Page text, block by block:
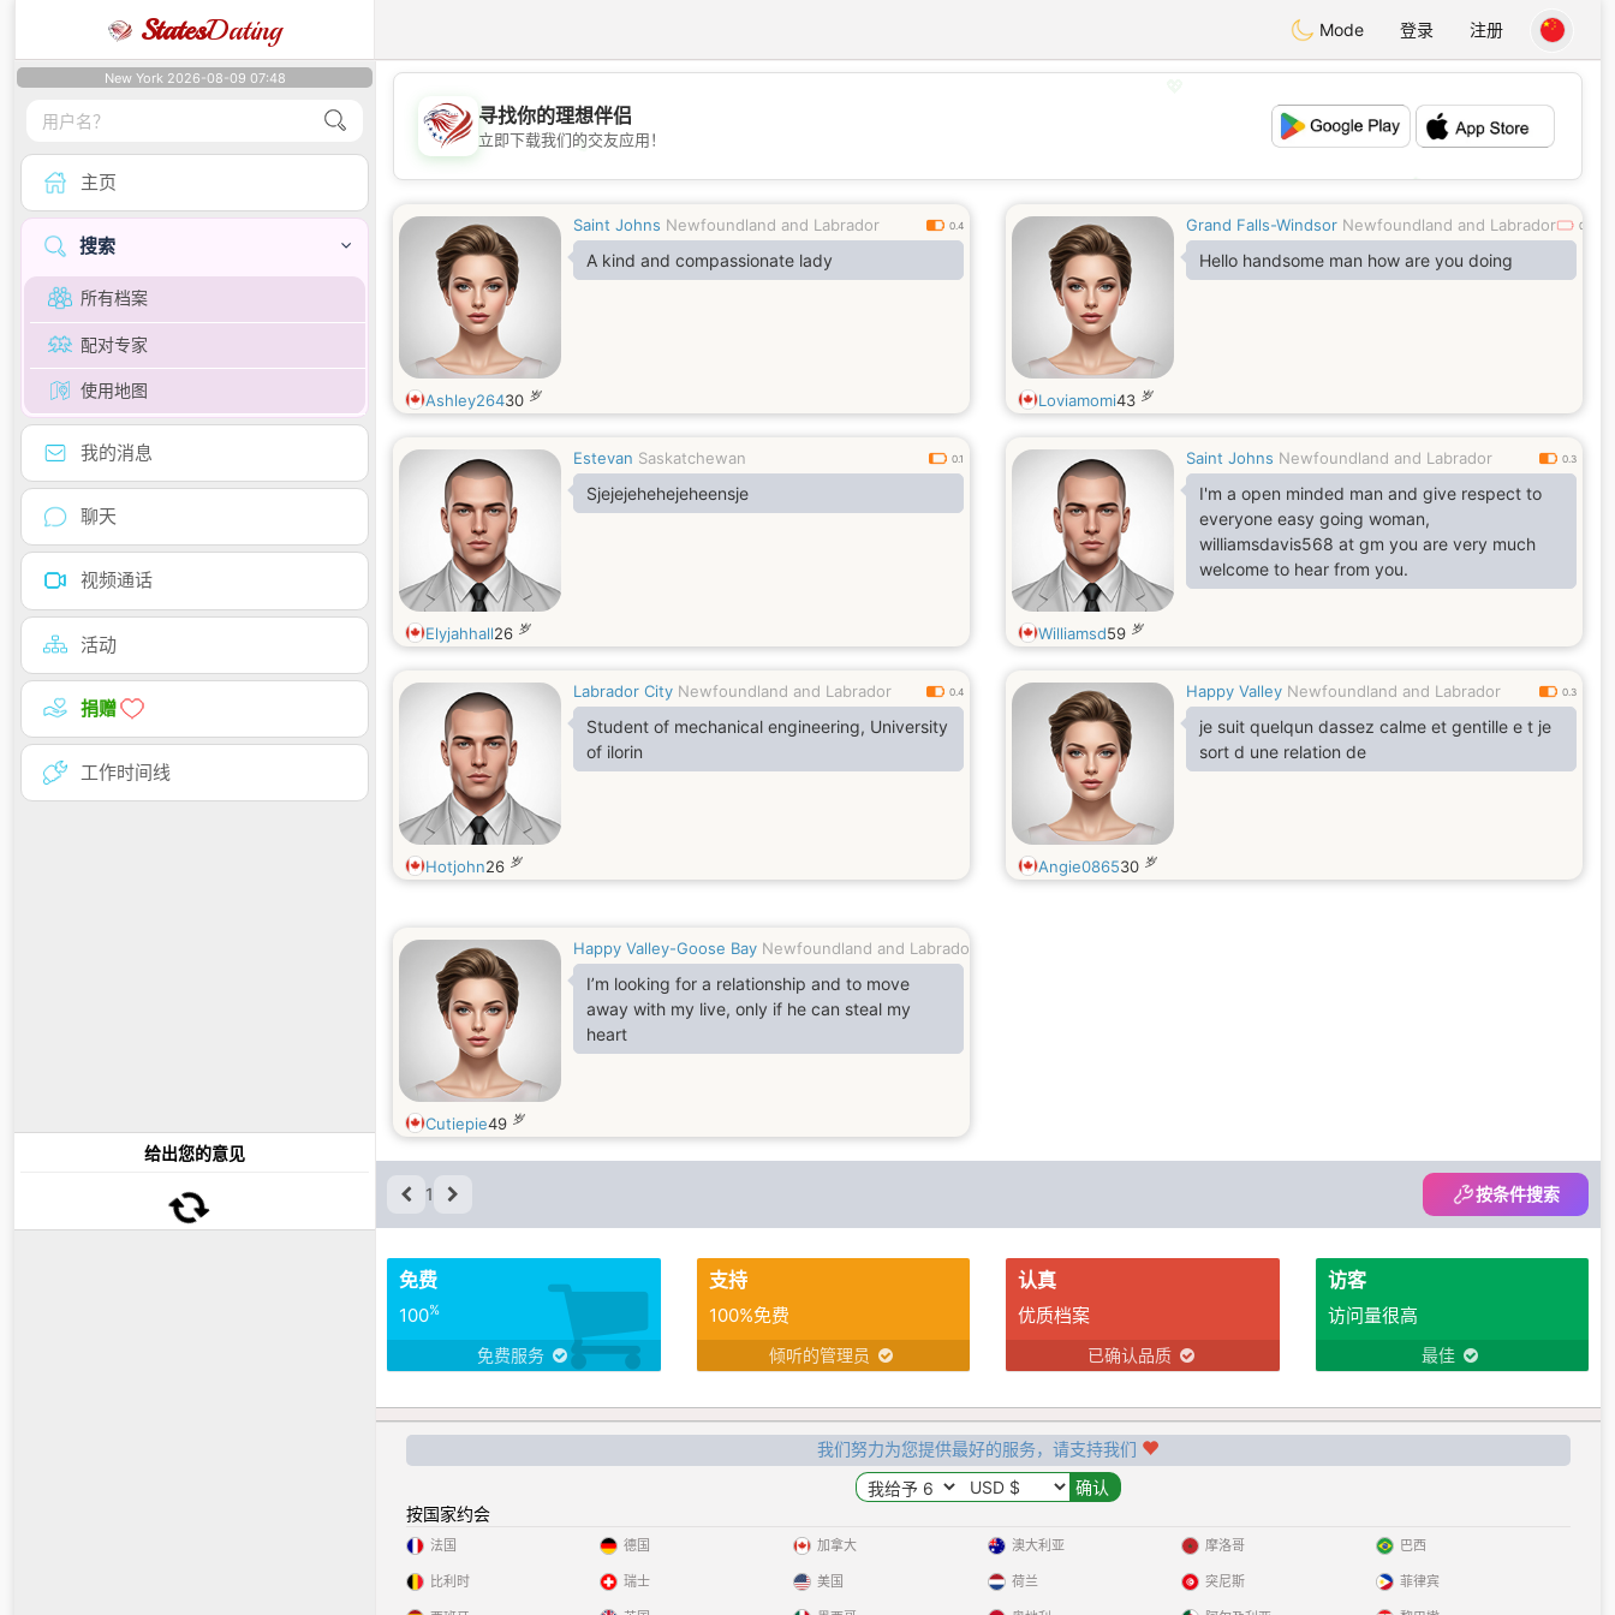
StatesDating Mode 登录 注册
New York 2026-08-09 07:48
主页
搜索
所有档案
配对专家
使用地图
我的消息
聊天
视频通话
活动
捐赠
工作时间线
给出您的意见
💖
💕
寻找你的理想伴侣
立即下载我们的交友应用！
Saint Johns Newfoundland and Labrador 0.4
A kind and compassionate lady
Ashley26430 岁
Grand Falls-Windsor Newfoundland and Labrador 0
Hello handsome man how are you doing
Loviamomi43 岁
Estevan Saskatchewan 0.1
Sjejejehehejeheensje
Elyjahhall26 岁
Saint Johns Newfoundland and Labrador 0.3
I'm a open minded man and give respect to
everyone easy going woman,
williamsdavis568 at gm you are very much
welcome to hear from you.
Williamsd59 岁
Labrador City Newfoundland and Labrador 0.4
Student of mechanical engineering, University
of ilorin
Hotjohn26 岁
Happy Valley Newfoundland and Labrador 0.3
je suit quelqun dassez calme et gentille e t je
sort d une relation de
Angie086530 岁
Happy Valley-Goose Bay Newfoundland and Labrador
I’m looking for a relationship and to move
away with my live, only if he can steal my
heart
Cutiepie49 岁
1 按条件搜索
免费
100%
免费服务
支持
100%免费
倾听的管理员
认真
优质档案
已确认品质
访客
访问量很高
最佳
我们努力为您提供最好的服务，请支持我们
按国家约会
法国
比利时
德国
瑞士
加拿大
美国
澳大利亚
荷兰
摩洛哥
突尼斯
巴西
菲律宾